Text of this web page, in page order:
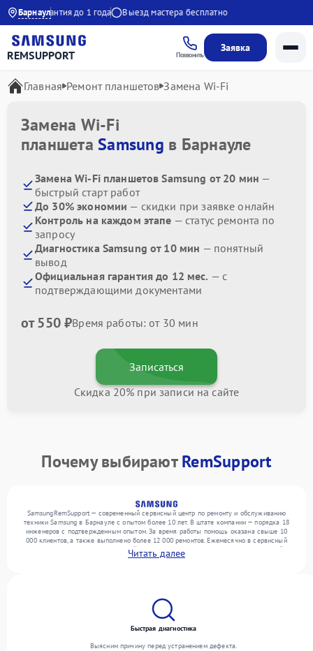
Барнаул
Гарантия до 1 года Выезд мастера бесплатно
REMSUPPORT Позвонить
Заявка
Главная Ремонт планшетов Замена Wi-Fi
Замена Wi-Fi
планшетаSamsung в Барнауле
Замена Wi-Fi планшетов Samsung от 20 мин —
быстрый старт работ
До 30% экономии — скидки при заявке онлайн
Контроль на каждом этапе — статус ремонта по
запросу
Диагностика Samsung от 10 мин — понятный
вывод
Официальная гарантия до 12 мес. — с
подтверждающими документами
от 550 ₽Время работы: от 30 мин
Записаться
Скидка 20% при записи на сайте
Почему выбираютRemSupport
SamsungRemSupport — современный сервисный центр по ремонту и обслуживанию
техники Samsung в Барнауле с опытом более 10 лет. В штате компании — порядка 18
инженеров с подтвержденным опытом. За время работы помощь оказана свыше 10
000 клиентов, а также выполнено более 12 000 ремонтов. Ежемесячно в сервисный
центр поступает более 300 устройств, включая , , . Мы устраняем поломки любой
сложности и предлагаем стабильный уровень сервиса благодаря использованию
Читать далее
Быстрая диагностика
Выясним причину перед устранением дефекта.